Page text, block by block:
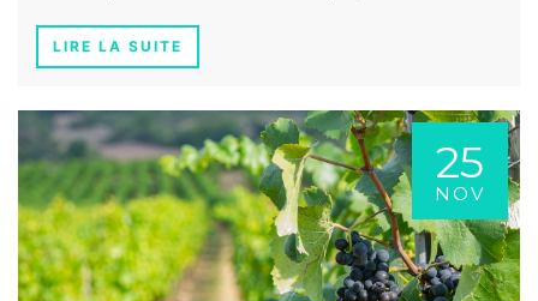
LIRE LA SUITE
25
NOV